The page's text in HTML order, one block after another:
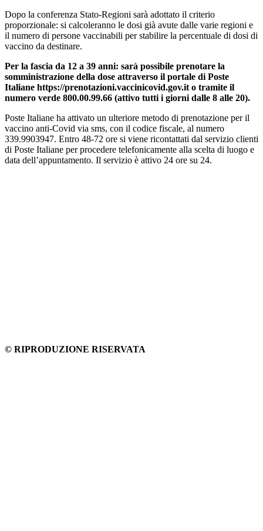
Dopo la conferenza Stato-Regioni sarà adottato il criterio
proporzionale: si calcoleranno le dosi già avute dalle varie regioni e
il numero di persone vaccinabili per stabilire la percentuale di dosi di
vaccino da destinare.
Per la fascia da 12 a 39 anni: sarà possibile prenotare la
somministrazione della dose attraverso il portale di Poste
Italiane https://prenotazioni.vaccinicovid.gov.it o tramite il
numero verde 800.00.99.66 (attivo tutti i giorni dalle 8 alle 20).
Poste Italiane ha attivato un ulteriore metodo di prenotazione per il
vaccino anti-Covid via sms, con il codice fiscale, al numero
339.9903947. Entro 48-72 ore si viene ricontattati dal servizio clienti
di Poste Italiane per procedere telefonicamente alla scelta di luogo e
data dell’appuntamento. Il servizio è attivo 24 ore su 24.
© RIPRODUZIONE RISERVATA